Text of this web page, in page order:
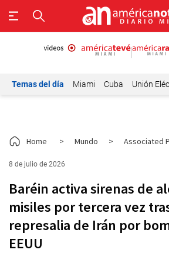
Temas del día Miami Cuba Unión
Home > Mundo > Associated
8 de julio de 2026
Baréin activa sirenas de
misiles por tercera vez
represalia de Irán por
EEUU